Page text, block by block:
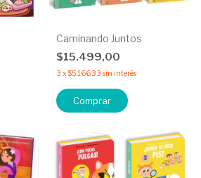
Caminando Juntos
$15.499,00
3 x$5.166,33 sin interés
Comprar